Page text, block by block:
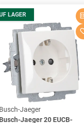
LAGER
Busch-Jaeger
Busch-Jaeger 20 EUCB-